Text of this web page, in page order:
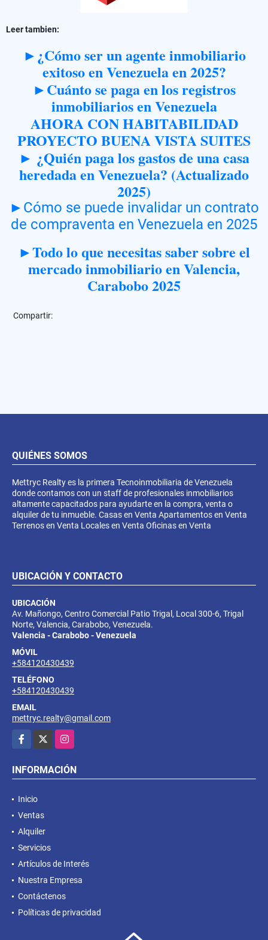
Leer tambien:
►¿Cómo ser un agente inmobiliario
exitoso en Venezuela en 2025?
►Cuánto se paga en los registros
inmobiliarios en Venezuela
AHORA CON HABITABILIDAD
PROYECTO BUENA VISTA SUITES
► ¿Quién paga los gastos de una casa
heredada en Venezuela? (Actualizado
2025)
►Cómo se puede invalidar un contrato
de compraventa en Venezuela en 2025
►Todo lo que necesitas saber sobre el
mercado inmobiliario en Valencia,
Carabobo 2025
Compartir:
QUIÉNES SOMOS
Mettryc Realty es la primera Tecnoinmobiliaria de Venezuela
donde contamos con un staff de profesionales inmobiliarios
altamente capacitados para ayudarte en la compra, venta o
alquiler de tu inmueble. Casas en Venta Apartamentos en Venta
Terrenos en Venta Locales en Venta Oficinas en Venta
UBICACIÓN Y CONTACTO
UBICACIÓN
Av. Mañongo, Centro Comercial Patio Trigal, Local 300-6, Trigal
Norte, Valencia, Carabobo, Venezuela.
Valencia - Carabobo - Venezuela
MÓVIL
+584120430439
TELÉFONO
+584120430439
EMAIL
mettryc.realty@gmail.com
Facebook
Instagram
INFORMACIÓN
Inicio
Ventas
Alquiler
Servicios
Artículos de Interés
Nuestra Empresa
Contáctenos
Políticas de privacidad